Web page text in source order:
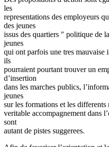
les
representations des employeurs
des jeunes
issus des quartiers " politique de
jeunes
qui ont parfois une tres mauvaise
ils
pourraient pourtant trouver un
d’insertion
dans les marches publics,
jeunes
sur les formations et les differents
veritable accompagnement dans
sont
autant de pistes suggerees.